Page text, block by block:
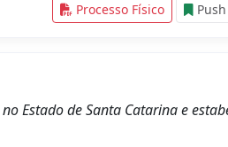
Processo Físico Push
Estado de Santa Catarina e